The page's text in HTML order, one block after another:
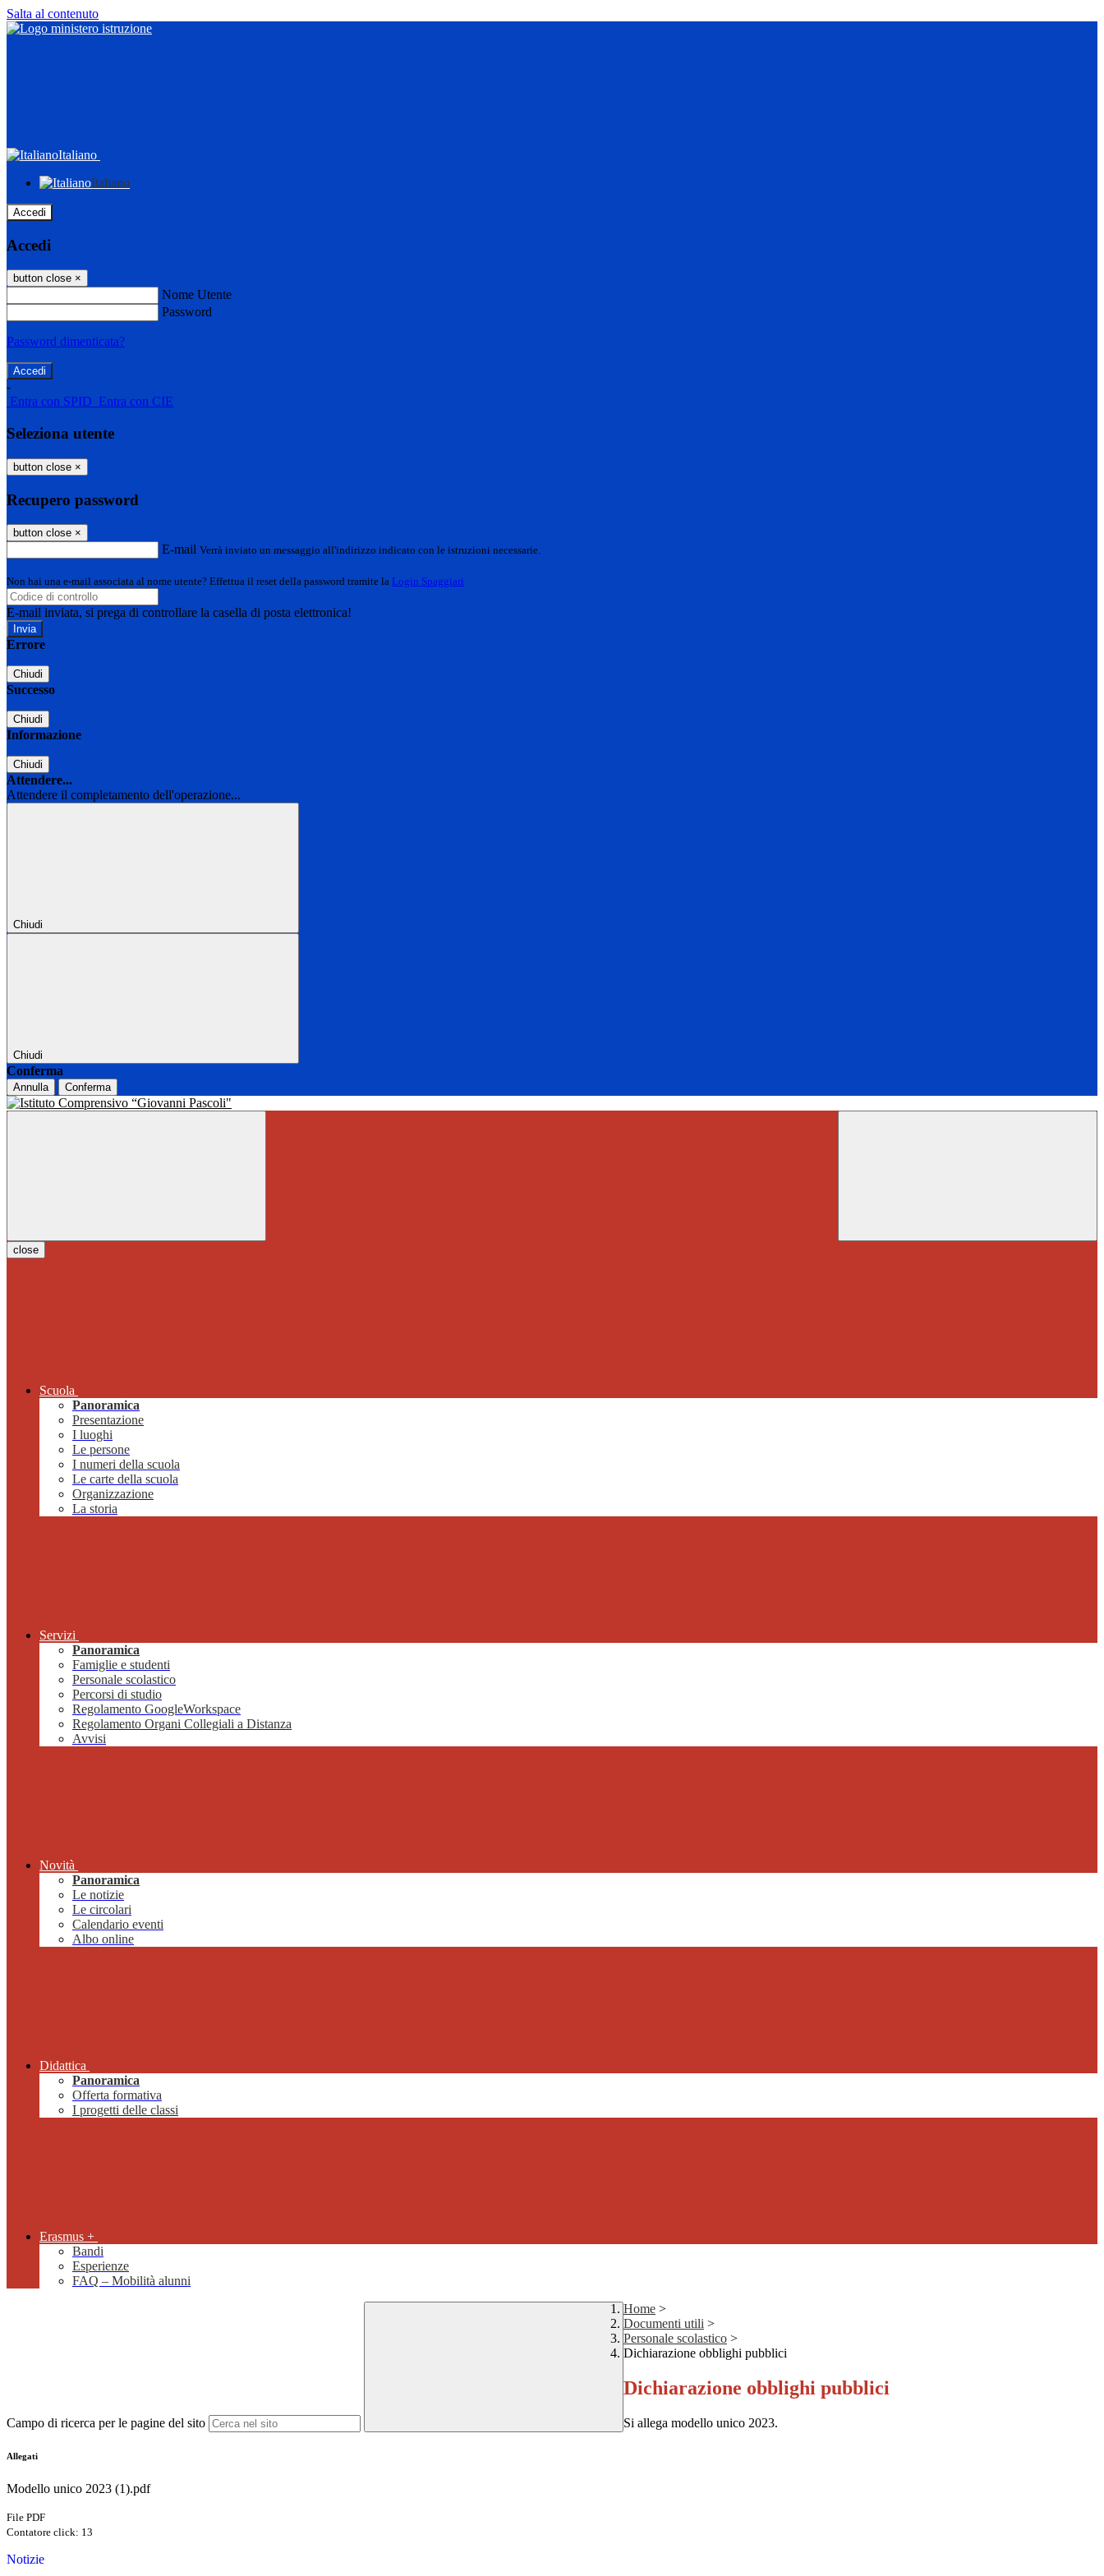
Salta al contenuto
Italiano
Italiano
Accedi
Accedi
button close ×
Nome Utente
Password
Password dimenticata?
-
Entra con SPID Entra con CIE
Seleziona utente
button close ×
Recupero password
button close ×
E-mail Verrà inviato un messaggio all'indirizzo indicato con le istruzioni necessarie.
Non hai una e-mail associata al nome utente? Effettua il reset della password tramite la Login Spaggiari
E-mail inviata, si prega di controllare la casella di posta elettronica!
Errore
Chiudi
Successo
Chiudi
Informazione
Chiudi
Attendere...
Attendere il completamento dell'operazione...
Chiudi
Chiudi
Conferma
Annulla Conferma
close
Scuola
Panoramica
Presentazione
I luoghi
Le persone
I numeri della scuola
Le carte della scuola
Organizzazione
La storia
Servizi
Panoramica
Famiglie e studenti
Personale scolastico
Percorsi di studio
Regolamento GoogleWorkspace
Regolamento Organi Collegiali a Distanza
Avvisi
Novità
Panoramica
Le notizie
Le circolari
Calendario eventi
Albo online
Didattica
Panoramica
Offerta formativa
I progetti delle classi
Erasmus +
Bandi
Esperienze
FAQ – Mobilità alunni
Campo di ricerca per le pagine del sito
Home >
Documenti utili >
Personale scolastico >
Dichiarazione obblighi pubblici
Dichiarazione obblighi pubblici
Si allega modello unico 2023.
Allegati
Modello unico 2023 (1).pdf
File PDF
Contatore click: 13
Notizie